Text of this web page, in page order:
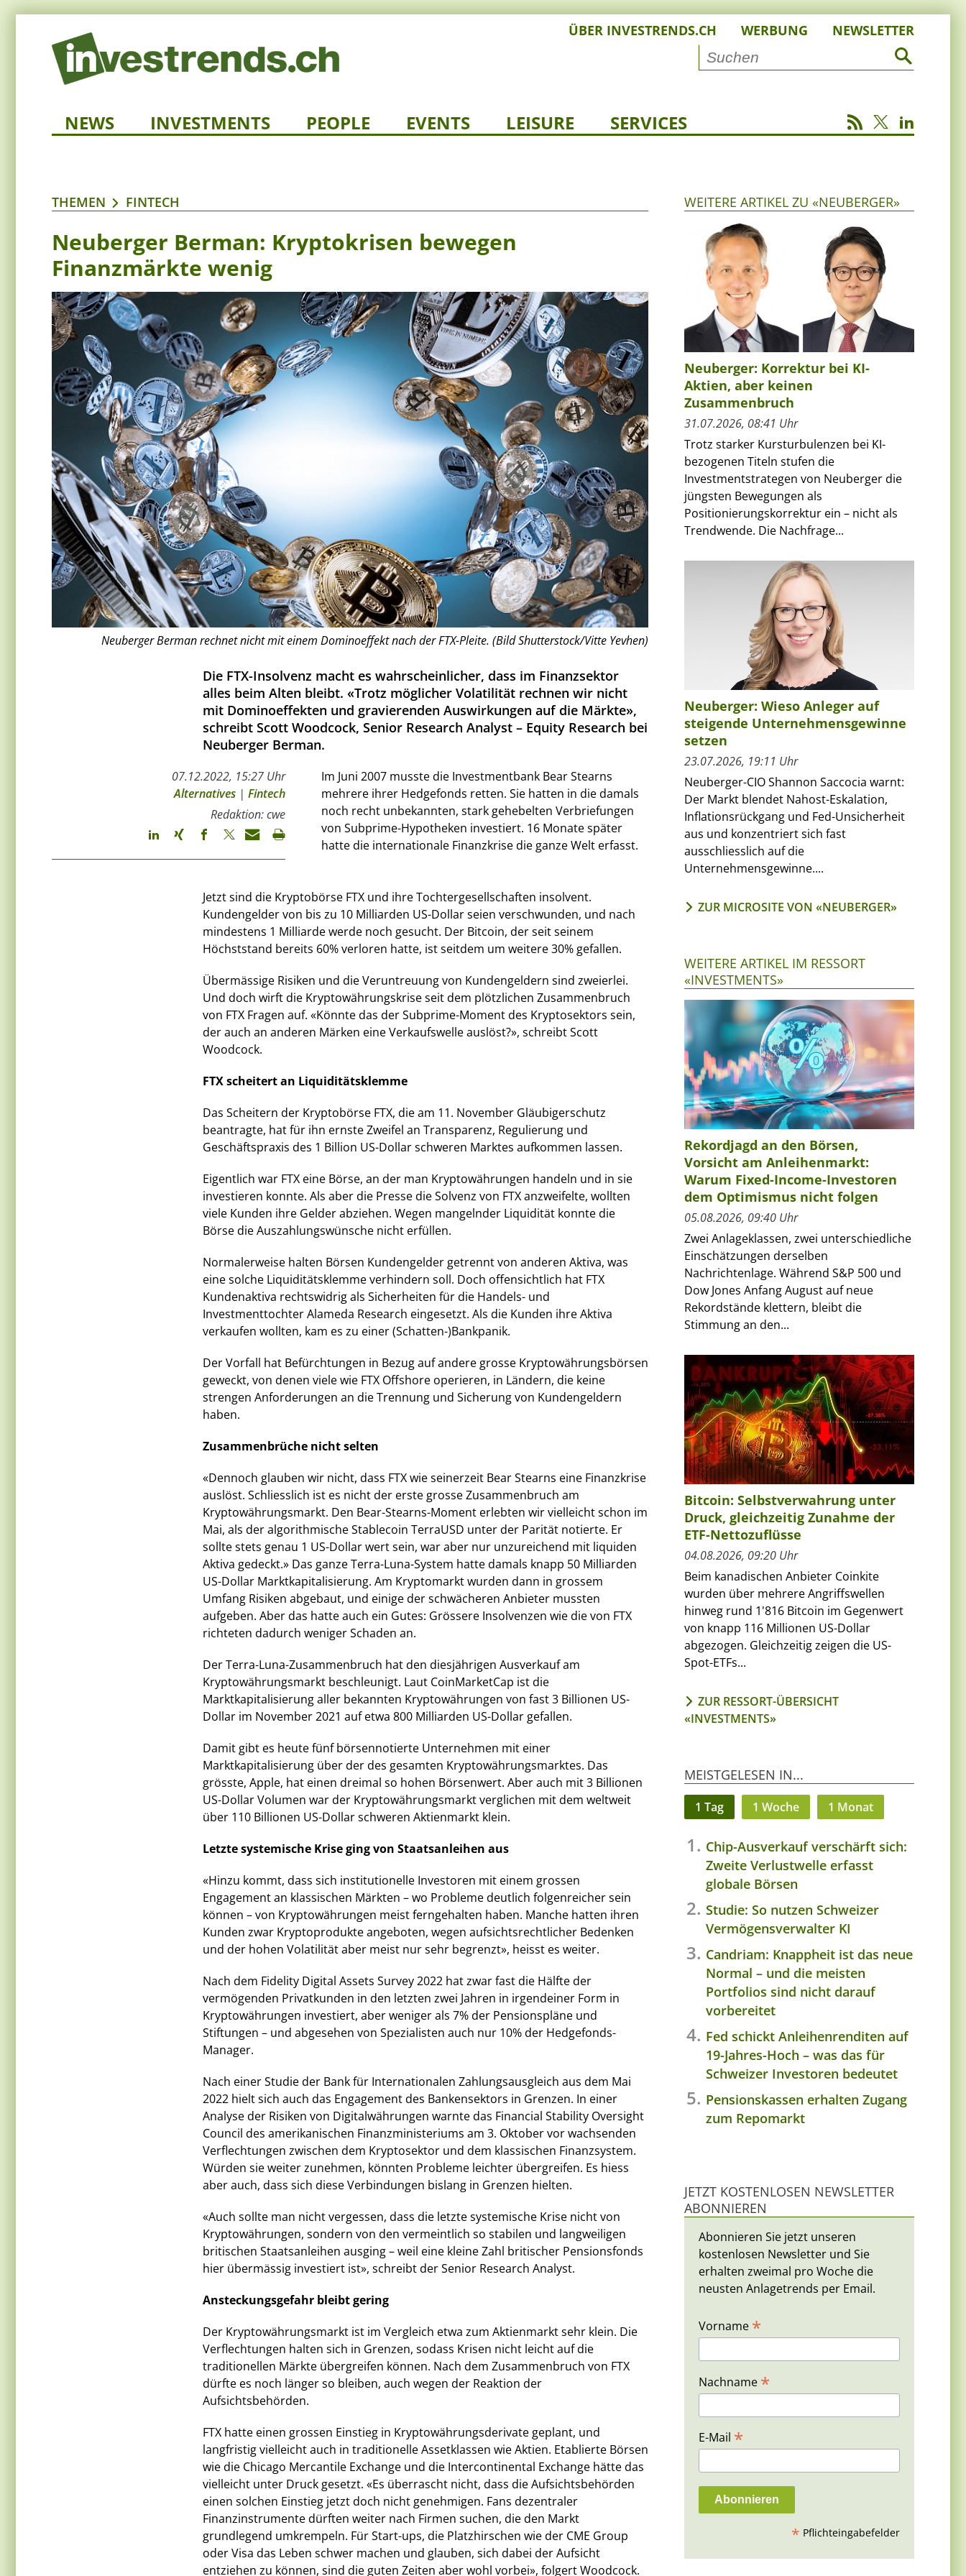
ÜBER INVESTRENDS.CH WERBUNG NEWSLETTER
NEWS INVESTMENTS PEOPLE EVENTS LEISURE SERVICES
THEMEN FINTECH
Neuberger Berman: Kryptokrisen bewegen
Finanzmärkte wenig
Neuberger Berman rechnet nicht mit einem Dominoeffekt nach der FTX-Pleite. (Bild Shutterstock/Vitte Yevhen)
Die FTX-Insolvenz macht es wahrscheinlicher, dass im Finanzsektor
alles beim Alten bleibt. «Trotz möglicher Volatilität rechnen wir nicht
mit Dominoeffekten und gravierenden Auswirkungen auf die Märkte»,
schreibt Scott Woodcock, Senior Research Analyst – Equity Research bei
Neuberger Berman.
07.12.2022, 15:27 Uhr
Alternatives | Fintech
Redaktion: cwe
Im Juni 2007 musste die Investmentbank Bear Stearns
mehrere ihrer Hedgefonds retten. Sie hatten in die damals
noch recht unbekannten, stark gehebelten Verbriefungen
von Subprime-Hypotheken investiert. 16 Monate später
hatte die internationale Finanzkrise die ganze Welt erfasst.
Jetzt sind die Kryptobörse FTX und ihre Tochtergesellschaften insolvent.
Kundengelder von bis zu 10 Milliarden US-Dollar seien verschwunden, und nach
mindestens 1 Milliarde werde noch gesucht. Der Bitcoin, der seit seinem
Höchststand bereits 60% verloren hatte, ist seitdem um weitere 30% gefallen.
Übermässige Risiken und die Veruntreuung von Kundengeldern sind zweierlei.
Und doch wirft die Kryptowährungskrise seit dem plötzlichen Zusammenbruch
von FTX Fragen auf. «Könnte das der Subprime-Moment des Kryptosektors sein,
der auch an anderen Märken eine Verkaufswelle auslöst?», schreibt Scott
Woodcock.
FTX scheitert an Liquiditätsklemme
Das Scheitern der Kryptobörse FTX, die am 11. November Gläubigerschutz
beantragte, hat für ihn ernste Zweifel an Transparenz, Regulierung und
Geschäftspraxis des 1 Billion US-Dollar schweren Marktes aufkommen lassen.
Eigentlich war FTX eine Börse, an der man Kryptowährungen handeln und in sie
investieren konnte. Als aber die Presse die Solvenz von FTX anzweifelte, wollten
viele Kunden ihre Gelder abziehen. Wegen mangelnder Liquidität konnte die
Börse die Auszahlungswünsche nicht erfüllen.
Normalerweise halten Börsen Kundengelder getrennt von anderen Aktiva, was
eine solche Liquiditätsklemme verhindern soll. Doch offensichtlich hat FTX
Kundenaktiva rechtswidrig als Sicherheiten für die Handels- und
Investmenttochter Alameda Research eingesetzt. Als die Kunden ihre Aktiva
verkaufen wollten, kam es zu einer (Schatten-)Bankpanik.
Der Vorfall hat Befürchtungen in Bezug auf andere grosse Kryptowährungsbörsen
geweckt, von denen viele wie FTX Offshore operieren, in Ländern, die keine
strengen Anforderungen an die Trennung und Sicherung von Kundengeldern
haben.
Zusammenbrüche nicht selten
«Dennoch glauben wir nicht, dass FTX wie seinerzeit Bear Stearns eine Finanzkrise
auslöst. Schliesslich ist es nicht der erste grosse Zusammenbruch am
Kryptowährungsmarkt. Den Bear-Stearns-Moment erlebten wir vielleicht schon im
Mai, als der algorithmische Stablecoin TerraUSD unter der Parität notierte. Er
sollte stets genau 1 US-Dollar wert sein, war aber nur unzureichend mit liquiden
Aktiva gedeckt.» Das ganze Terra-Luna-System hatte damals knapp 50 Milliarden
US-Dollar Marktkapitalisierung. Am Kryptomarkt wurden dann in grossem
Umfang Risiken abgebaut, und einige der schwächeren Anbieter mussten
aufgeben. Aber das hatte auch ein Gutes: Grössere Insolvenzen wie die von FTX
richteten dadurch weniger Schaden an.
Der Terra-Luna-Zusammenbruch hat den diesjährigen Ausverkauf am
Kryptowährungsmarkt beschleunigt. Laut CoinMarketCap ist die
Marktkapitalisierung aller bekannten Kryptowährungen von fast 3 Billionen US-
Dollar im November 2021 auf etwa 800 Milliarden US-Dollar gefallen.
Damit gibt es heute fünf börsennotierte Unternehmen mit einer
Marktkapitalisierung über der des gesamten Kryptowährungsmarktes. Das
grösste, Apple, hat einen dreimal so hohen Börsenwert. Aber auch mit 3 Billionen
US-Dollar Volumen war der Kryptowährungsmarkt verglichen mit dem weltweit
über 110 Billionen US-Dollar schweren Aktienmarkt klein.
Letzte systemische Krise ging von Staatsanleihen aus
«Hinzu kommt, dass sich institutionelle Investoren mit einem grossen
Engagement an klassischen Märkten – wo Probleme deutlich folgenreicher sein
können – von Kryptowährungen meist ferngehalten haben. Manche hatten ihren
Kunden zwar Kryptoprodukte angeboten, wegen aufsichtsrechtlicher Bedenken
und der hohen Volatilität aber meist nur sehr begrenzt», heisst es weiter.
Nach dem Fidelity Digital Assets Survey 2022 hat zwar fast die Hälfte der
vermögenden Privatkunden in den letzten zwei Jahren in irgendeiner Form in
Kryptowährungen investiert, aber weniger als 7% der Pensionspläne und
Stiftungen – und abgesehen von Spezialisten auch nur 10% der Hedgefonds-
Manager.
Nach einer Studie der Bank für Internationalen Zahlungsausgleich aus dem Mai
2022 hielt sich auch das Engagement des Bankensektors in Grenzen. In einer
Analyse der Risiken von Digitalwährungen warnte das Financial Stability Oversight
Council des amerikanischen Finanzministeriums am 3. Oktober vor wachsenden
Verflechtungen zwischen dem Kryptosektor und dem klassischen Finanzsystem.
Würden sie weiter zunehmen, könnten Probleme leichter übergreifen. Es hiess
aber auch, dass sich diese Verbindungen bislang in Grenzen hielten.
«Auch sollte man nicht vergessen, dass die letzte systemische Krise nicht von
Kryptowährungen, sondern von den vermeintlich so stabilen und langweiligen
britischen Staatsanleihen ausging – weil eine kleine Zahl britischer Pensionsfonds
hier übermässig investiert ist», schreibt der Senior Research Analyst.
Ansteckungsgefahr bleibt gering
Der Kryptowährungsmarkt ist im Vergleich etwa zum Aktienmarkt sehr klein. Die
Verflechtungen halten sich in Grenzen, sodass Krisen nicht leicht auf die
traditionellen Märkte übergreifen können. Nach dem Zusammenbruch von FTX
dürfte es noch länger so bleiben, auch wegen der Reaktion der
Aufsichtsbehörden.
FTX hatte einen grossen Einstieg in Kryptowährungsderivate geplant, und
langfristig vielleicht auch in traditionelle Assetklassen wie Aktien. Etablierte Börsen
wie die Chicago Mercantile Exchange und die Intercontinental Exchange hätte das
vielleicht unter Druck gesetzt. «Es überrascht nicht, dass die Aufsichtsbehörden
einen solchen Einstieg jetzt doch nicht genehmigen. Fans dezentraler
Finanzinstrumente dürften weiter nach Firmen suchen, die den Markt
grundlegend umkrempeln. Für Start-ups, die Platzhirschen wie der CME Group
oder Visa das Leben schwer machen und glauben, sich dabei der Aufsicht
entziehen zu können, sind die guten Zeiten aber wohl vorbei», folgert Woodcock.
WEITERE ARTIKEL ZU «NEUBERGER»
Neuberger: Korrektur bei KI-
Aktien, aber keinen
Zusammenbruch
31.07.2026, 08:41 Uhr
Trotz starker Kursturbulenzen bei KI-
bezogenen Titeln stufen die
Investmentstrategen von Neuberger die
jüngsten Bewegungen als
Positionierungskorrektur ein – nicht als
Trendwende. Die Nachfrage...
Neuberger: Wieso Anleger auf
steigende Unternehmensgewinne
setzen
23.07.2026, 19:11 Uhr
Neuberger-CIO Shannon Saccocia warnt:
Der Markt blendet Nahost-Eskalation,
Inflationsrückgang und Fed-Unsicherheit
aus und konzentriert sich fast
ausschliesslich auf die
Unternehmensgewinne....
ZUR MICROSITE VON «NEUBERGER»
WEITERE ARTIKEL IM RESSORT
«INVESTMENTS»
Rekordjagd an den Börsen,
Vorsicht am Anleihenmarkt:
Warum Fixed-Income-Investoren
dem Optimismus nicht folgen
05.08.2026, 09:40 Uhr
Zwei Anlageklassen, zwei unterschiedliche
Einschätzungen derselben
Nachrichtenlage. Während S&P 500 und
Dow Jones Anfang August auf neue
Rekordstände klettern, bleibt die
Stimmung an den...
Bitcoin: Selbstverwahrung unter
Druck, gleichzeitig Zunahme der
ETF-Nettozuflüsse
04.08.2026, 09:20 Uhr
Beim kanadischen Anbieter Coinkite
wurden über mehrere Angriffswellen
hinweg rund 1'816 Bitcoin im Gegenwert
von knapp 116 Millionen US-Dollar
abgezogen. Gleichzeitig zeigen die US-
Spot-ETFs...
ZUR RESSORT-ÜBERSICHT
«INVESTMENTS»
MEISTGELESEN IN...
1 Tag 1 Woche 1 Monat
Chip-Ausverkauf verschärft sich:
Zweite Verlustwelle erfasst
globale Börsen
Studie: So nutzen Schweizer
Vermögensverwalter KI
Candriam: Knappheit ist das neue
Normal – und die meisten
Portfolios sind nicht darauf
vorbereitet
Fed schickt Anleihenrenditen auf
19-Jahres-Hoch – was das für
Schweizer Investoren bedeutet
Pensionskassen erhalten Zugang
zum Repomarkt
JETZT KOSTENLOSEN NEWSLETTER
ABONNIEREN
Abonnieren Sie jetzt unseren
kostenlosen Newsletter und Sie
erhalten zweimal pro Woche die
neusten Anlagetrends per Email.
Vorname *
Nachname *
E-Mail *
* Pflichteingabefelder